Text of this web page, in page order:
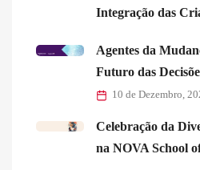
Integração das
Agentes da
Futuro das
10 de Dezembro,
Celebração da
na NOVA School